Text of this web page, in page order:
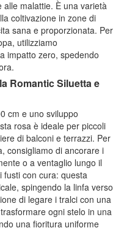
malattie. È una varietà
coltivazione in zone di
sana e proporzionata. Per
utilizziamo
impatto zero, spedendo
Romantic Siluetta e
cm e uno sviluppo
rosa è ideale per piccoli
di balconi e terrazzi. Per
consigliamo di ancorare i
o a ventaglio lungo il
fusti con cura: questa
spingendo la linfa verso
di legare i tralci con una
ogni stelo in una
una fioritura uniforme